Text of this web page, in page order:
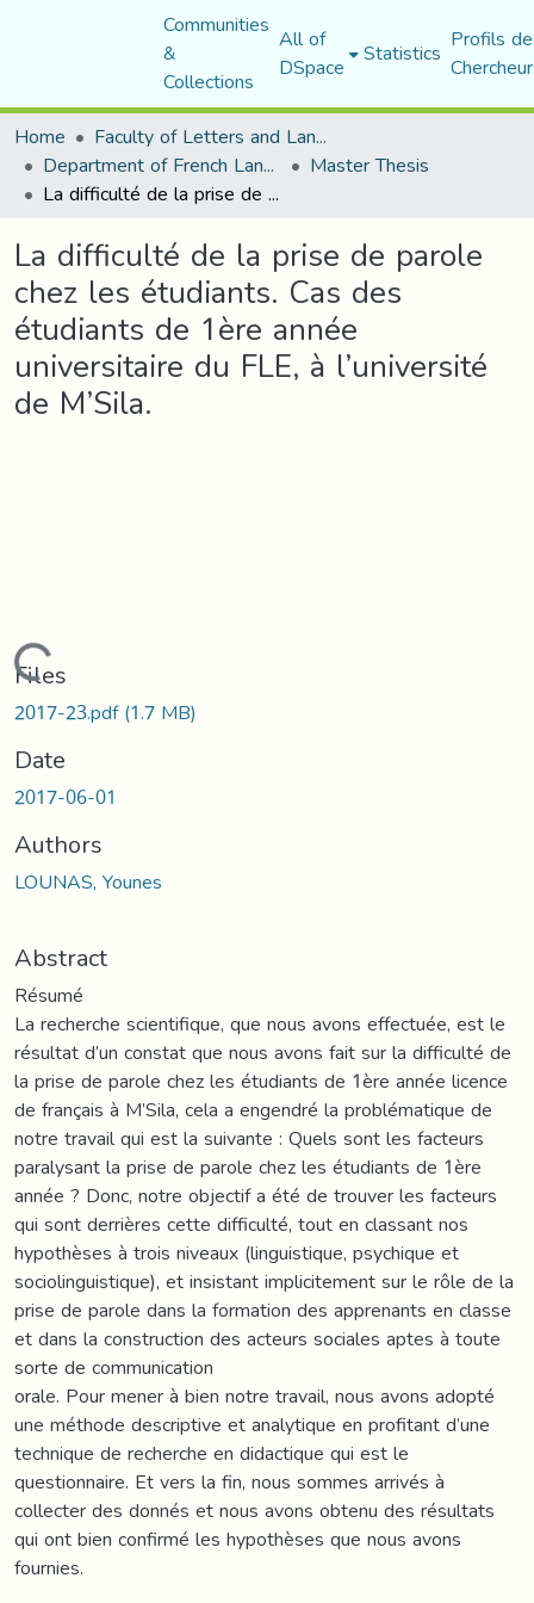
Communities
&
Collections
All of
DSpace Statistics Profils
Home
Faculty of Letters and Languages
Department of French Language and Literature Master Thesis
La difficulté de la prise de parole chez les étudiants. Cas des étudiants de 1ère année universitaire du FLE, à l’université de M’Sila.
La difficulté de la prise de parole
chez les étudiants. Cas des
étudiants de 1ère année
universitaire du FLE, à l’université
de M’Sila.
Loading...
Files
2017-23.pdf(1.7 MB)
Date
2017-06-01
Authors
LOUNAS, Younes
Abstract
Résumé
La recherche scientifique, que nous avons effectuée, est le
résultat d’un constat que nous avons fait sur la difficulté de
la prise de parole chez les étudiants de 1ère année licence
de français à M’Sila, cela a engendré la problématique de
notre travail qui est la suivante : Quels sont les facteurs
paralysant la prise de parole chez les étudiants de 1ère
année ? Donc, notre objectif a été de trouver les facteurs
qui sont derrières cette difficulté, tout en classant nos
hypothèses à trois niveaux (linguistique, psychique et
sociolinguistique), et insistant implicitement sur le rôle de la
prise de parole dans la formation des apprenants en classe
et dans la construction des acteurs sociales aptes à toute
sorte de communication
orale. Pour mener à bien notre travail, nous avons adopté
une méthode descriptive et analytique en profitant d’une
technique de recherche en didactique qui est le
questionnaire. Et vers la fin, nous sommes arrivés à
collecter des donnés et nous avons obtenu des résultats
qui ont bien confirmé les hypothèses que nous avons
fournies.